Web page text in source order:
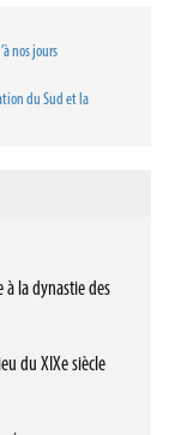
nos jours
du Sud et la
à la dynastie des
du XIXe siècle